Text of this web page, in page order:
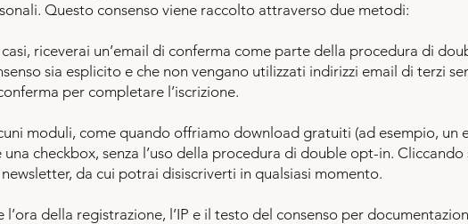
Questo consenso viene raccolto attraverso due metodi:
riceverai un’email di conferma come parte della procedura di
sia esplicito e che non vengano utilizzati indirizzi email di terzi
per completare l’iscrizione.
moduli, come quando offriamo download gratuiti (ad esempio, un
checkbox, senza l’uso della procedura di double opt-in. Cliccando
da cui potrai disiscriverti in qualsiasi momento.
della registrazione, l’IP e il testo del consenso per